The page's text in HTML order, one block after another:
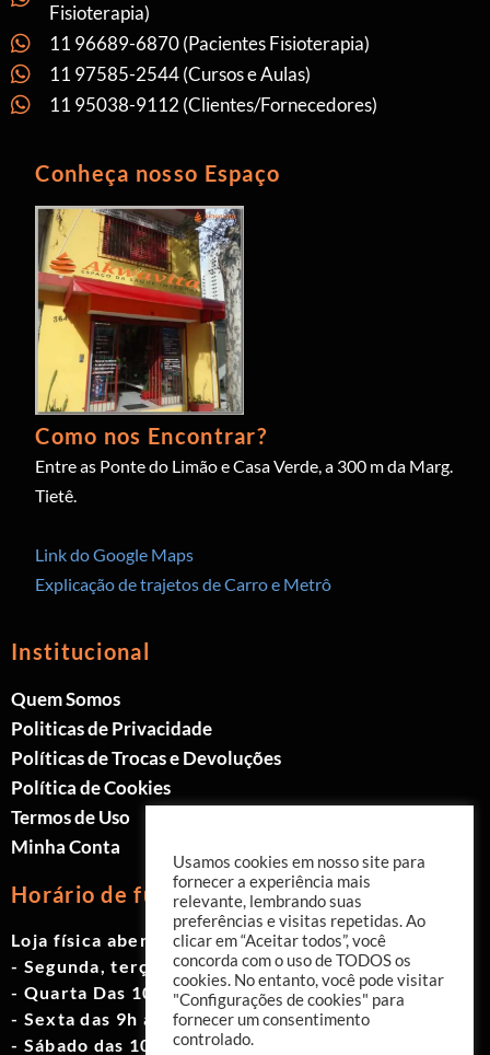
Fisioterapia)
11 96689-6870 (Pacientes Fisioterapia)
11 97585-2544 (Cursos e Aulas)
11 95038-9112 (Clientes/Fornecedores)
Conheça nosso Espaço
Como nos Encontrar?
Entre as Ponte do Limão e Casa Verde, a 300 m da Marg.
Tietê.
Link do Google Maps
Explicação de trajetos de Carro e Metrô
Institucional
Quem Somos
Politicas de Privacidade
Políticas de Trocas e Devoluções
Política de Cookies
Termos de Uso
Minha Conta
Horário de funcionamento
Loja física aberta de Segunda à Sábado.
- Segunda, terça e quinta das 9h às 19h
- Quarta Das 10h às 18h
- Sexta das 9h às 18h
- Sábado das 10h às 17h
Usamos cookies em nosso site para
fornecer a experiência mais
relevante, lembrando suas
preferências e visitas repetidas. Ao
clicar em “Aceitar todos”, você
concorda com o uso de TODOS os
cookies. No entanto, você pode visitar
"Configurações de cookies" para
fornecer um consentimento
controlado.